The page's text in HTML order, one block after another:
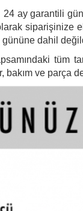
24 ay garantili
siparişinize
dahil
bakım ve parça